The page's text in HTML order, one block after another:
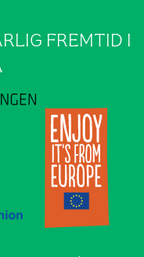
FREMTID I